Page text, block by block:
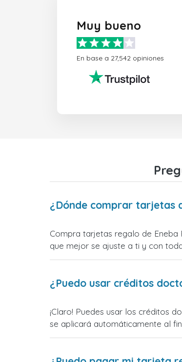
Muy bueno
En base a 27,542 opiniones
¿Dónde comprar tarjetas
Compra tarjetas regalo de
que mejor se ajuste a ti y con
¿Puedo usar créditos
¡Claro! Puedes usar los créditos
se aplicará automáticamente al